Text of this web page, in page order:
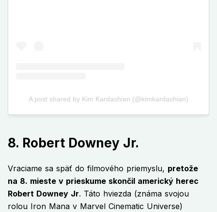
8. Robert Downey Jr.
Vraciame sa späť do filmového priemyslu, pretože
na 8. mieste v prieskume skončil americký herec
Robert Downey Jr. Táto hviezda (známa svojou
rolou Iron Mana v Marvel Cinematic Universe)